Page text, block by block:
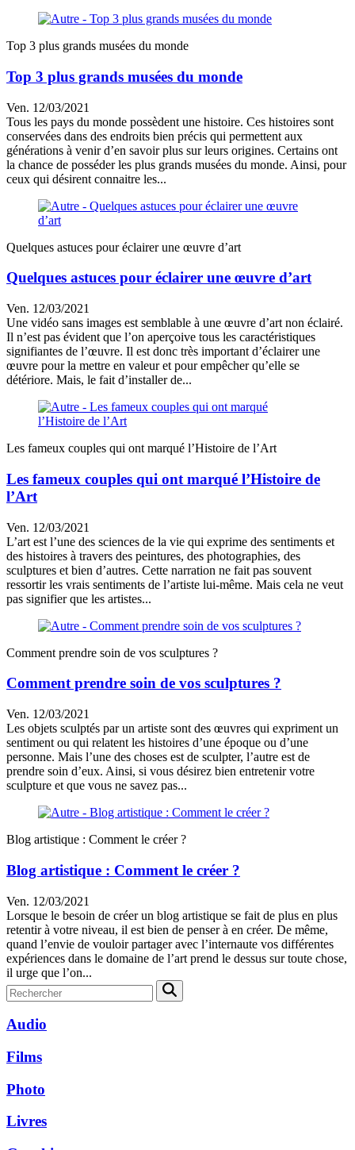
Top 3 plus grands musées du monde
Top 3 plus grands musées du monde
Ven. 12/03/2021
Tous les pays du monde possèdent une histoire. Ces histoires sont
conservées dans des endroits bien précis qui permettent aux
générations à venir d’en savoir plus sur leurs origines. Certains ont
la chance de posséder les plus grands musées du monde. Ainsi, pour
ceux qui désirent connaitre les...
Quelques astuces pour éclairer une œuvre d’art
Quelques astuces pour éclairer une œuvre d’art
Ven. 12/03/2021
Une vidéo sans images est semblable à une œuvre d’art non éclairé.
Il n’est pas évident que l’on aperçoive tous les caractéristiques
signifiantes de l’œuvre. Il est donc très important d’éclairer une
œuvre pour la mettre en valeur et pour empêcher qu’elle se
détériore. Mais, le fait d’installer de...
Les fameux couples qui ont marqué l’Histoire de l’Art
Les fameux couples qui ont marqué l’Histoire de
l’Art
Ven. 12/03/2021
L’art est l’une des sciences de la vie qui exprime des sentiments et
des histoires à travers des peintures, des photographies, des
sculptures et bien d’autres. Cette narration ne fait pas souvent
ressortir les vrais sentiments de l’artiste lui-même. Mais cela ne veut
pas signifier que les artistes...
Comment prendre soin de vos sculptures ?
Comment prendre soin de vos sculptures ?
Ven. 12/03/2021
Les objets sculptés par un artiste sont des œuvres qui expriment un
sentiment ou qui relatent les histoires d’une époque ou d’une
personne. Mais l’une des choses est de sculpter, l’autre est de
prendre soin d’eux. Ainsi, si vous désirez bien entretenir votre
sculpture et que vous ne savez pas...
Blog artistique : Comment le créer ?
Blog artistique : Comment le créer ?
Ven. 12/03/2021
Lorsque le besoin de créer un blog artistique se fait de plus en plus
retentir à votre niveau, il est bien de penser à en créer. De même,
quand l’envie de vouloir partager avec l’internaute vos différentes
expériences dans le domaine de l’art prend le dessus sur toute chose,
il urge que l’on...
Audio
Films
Photo
Livres